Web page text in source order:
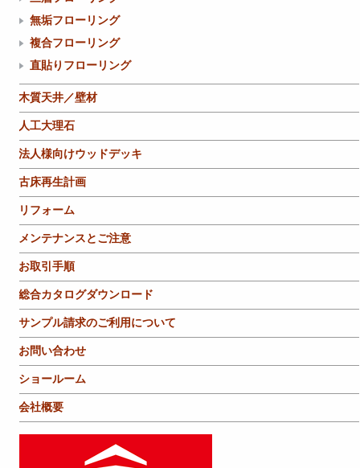
無垢フローリング
複合フローリング
直貼りフローリング
木質天井／壁材
人工大理石
法人様向けウッドデッキ
古床再生計画
リフォーム
メンテナンスとご注意
お取引手順
総合カタログダウンロード
サンプル請求のご利用について
お問い合わせ
ショールーム
会社概要